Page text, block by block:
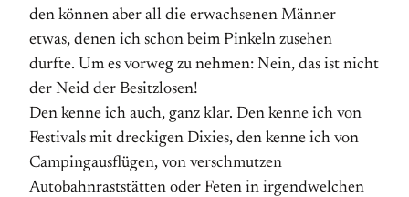
den können aber all die erwachsenen Männer
etwas, denen ich schon beim Pinkeln zusehen
durfte. Um es vorweg zu nehmen: Nein, das ist nicht
der Neid der Besitzlosen!
Den kenne ich auch, ganz klar. Den kenne ich von
Festivals mit dreckigen Dixies, den kenne ich von
Campingausflügen, von verschmutzen
Autobahnraststätten oder Feten in irgendwelchen